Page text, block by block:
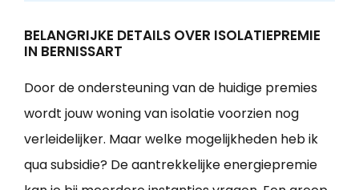
BELANGRIJKE DETAILS OVER ISOLATIEPREMIE
IN BERNISSART
Door de ondersteuning van de huidige premies
wordt jouw woning van isolatie voorzien nog
verleidelijker. Maar welke mogelijkheden heb ik
qua subsidie? De aantrekkelijke energiepremie